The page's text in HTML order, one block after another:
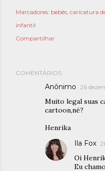
Marcadores: bebês caricatura
infantil
Compartilhar
COMENTÁRIOS
Anônimo 26
Muito legal suas
cartoon,né?
Henrika
Ila Fox
Oi
Eu